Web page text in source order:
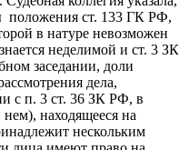
положения ст. 133 ГК РФ,
в натуре невозможен
неделимой и ст. 3 ЗК
заседании, доли
дела,
с п. 3 ст. 36 ЗК РФ, в
находящееся на
нескольким